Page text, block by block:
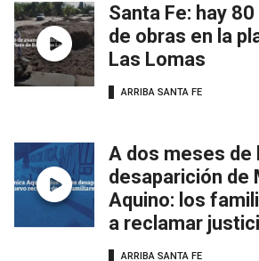
Santa Fe: hay
de obras en la
Las Lomas
ARRIBA SANTA FE
A dos meses de
desaparición de
Aquino: los
a reclamar
ARRIBA SANTA FE